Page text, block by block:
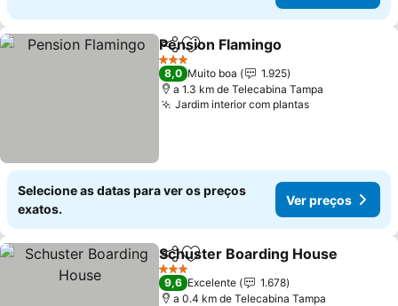
PartilharAdicionar aos favoritos
Pension Flamingo
3 Estrelas
8,0 Muito boa
1.925
a 1.3 km de Telecabina Tampa
Jardim interior com plantas
Selecione as datas para ver os preços
exatos.
Ver preços
PartilharAdicionar aos favoritos
Schuster Boarding House
3 Estrelas
9,6 Excelente
1.678
a 0.4 km de Telecabina Tampa